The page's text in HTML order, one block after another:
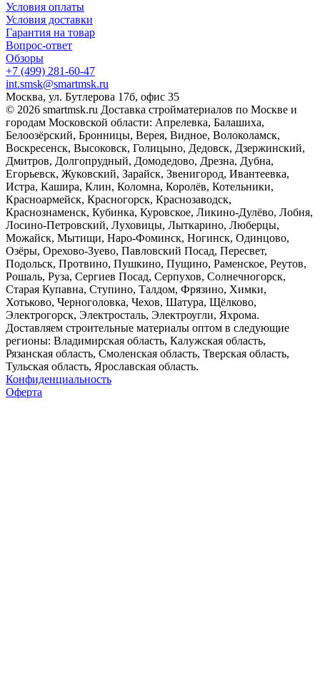
Условия оплаты
Условия доставки
Гарантия на товар
Вопрос-ответ
Обзоры
+7 (499) 281-60-47
int.smsk@smartmsk.ru
Москва, ул. Бутлерова 17б, офис 35
© 2026 smartmsk.ru Доставка стройматериалов по Москве и
городам Московской области: Апрелевка, Балашиха,
Белоозёрский, Бронницы, Верея, Видное, Волоколамск,
Воскресенск, Высоковск, Голицыно, Дедовск, Дзержинский,
Дмитров, Долгопрудный, Домодедово, Дрезна, Дубна,
Егорьевск, Жуковский, Зарайск, Звенигород, Ивантеевка,
Истра, Кашира, Клин, Коломна, Королёв, Котельники,
Красноармейск, Красногорск, Краснозаводск,
Краснознаменск, Кубинка, Куровское, Ликино-Дулёво, Лобня,
Лосино-Петровский, Луховицы, Лыткарино, Люберцы,
Можайск, Мытищи, Наро-Фоминск, Ногинск, Одинцово,
Озёры, Орехово-Зуево, Павловский Посад, Пересвет,
Подольск, Протвино, Пушкино, Пущино, Раменское, Реутов,
Рошаль, Руза, Сергиев Посад, Серпухов, Солнечногорск,
Старая Купавна, Ступино, Талдом, Фрязино, Химки,
Хотьково, Черноголовка, Чехов, Шатура, Щёлково,
Электрогорск, Электросталь, Электроугли, Яхрома.
Доставляем строительные материалы оптом в следующие
регионы: Владимирская область, Калужская область,
Рязанская область, Смоленская область, Тверская область,
Тульская область, Ярославская область.
Конфиденциальность
Оферта